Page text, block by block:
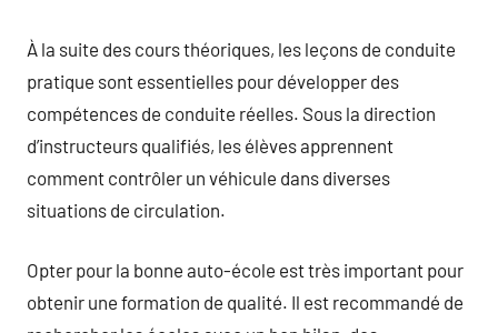
À la suite des cours théoriques, les leçons de conduite
pratique sont essentielles pour développer des
compétences de conduite réelles. Sous la direction
d’instructeurs qualifiés, les élèves apprennent
comment contrôler un véhicule dans diverses
situations de circulation.
Opter pour la bonne auto-école est très important pour
obtenir une formation de qualité. Il est recommandé de